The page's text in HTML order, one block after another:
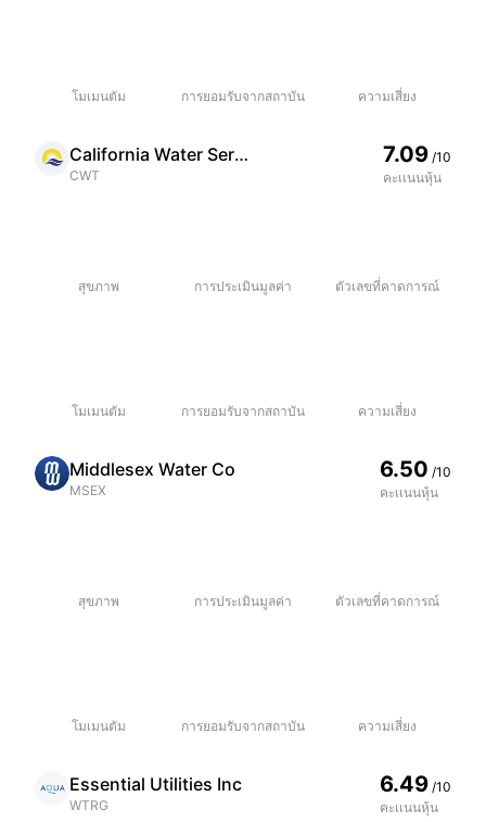
โมเมนตัม การยอมรับจากสถาบัน ความเสี่ยง
California Water Service Group
CWT
7.09 /10
คะเเนนหุ้น
สุขภาพ การประเมินมูลค่า ตัวเลขที่คาดการณ์
โมเมนตัม การยอมรับจากสถาบัน ความเสี่ยง
Middlesex Water Co
MSEX
6.50 /10
คะเเนนหุ้น
สุขภาพ การประเมินมูลค่า ตัวเลขที่คาดการณ์
โมเมนตัม การยอมรับจากสถาบัน ความเสี่ยง
Essential Utilities Inc
WTRG
6.49 /10
คะเเนนหุ้น